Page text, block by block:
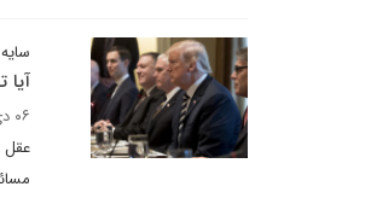
۰۶ دی ۱۳۹۸
عقل